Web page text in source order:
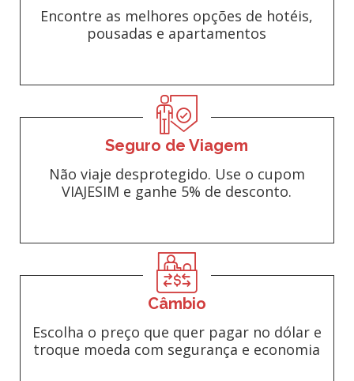
Encontre as melhores opções de hotéis,
pousadas e apartamentos
Seguro de Viagem
Não viaje desprotegido. Use o cupom
VIAJESIM e ganhe 5% de desconto.
Câmbio
Escolha o preço que quer pagar no dólar e
troque moeda com segurança e economia